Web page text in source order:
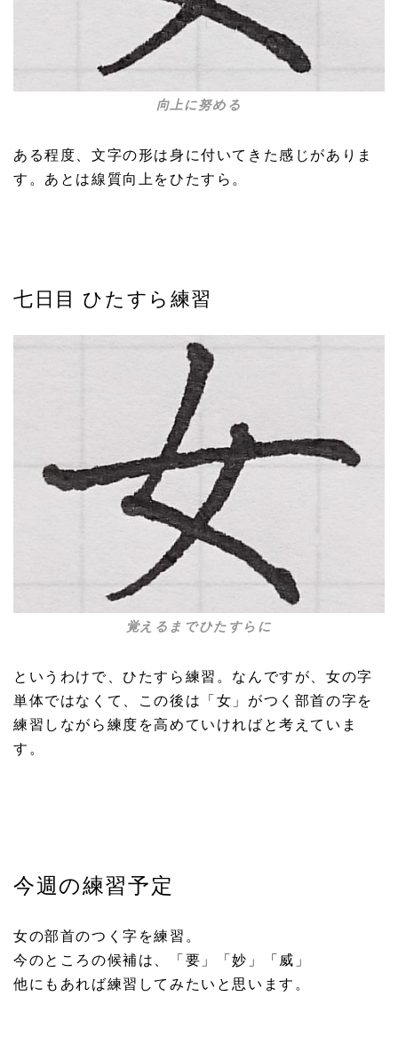
向上に努める
ある程度、文字の形は身に付いてきた感じがありま
す。あとは線質向上をひたすら。
七日目 ひたすら練習
覚えるまでひたすらに
というわけで、ひたすら練習。なんですが、女の字
単体ではなくて、この後は「女」がつく部首の字を
練習しながら練度を高めていければと考えていま
す。
今週の練習予定
女の部首のつく字を練習。
今のところの候補は、「要」「妙」「威」
他にもあれば練習してみたいと思います。